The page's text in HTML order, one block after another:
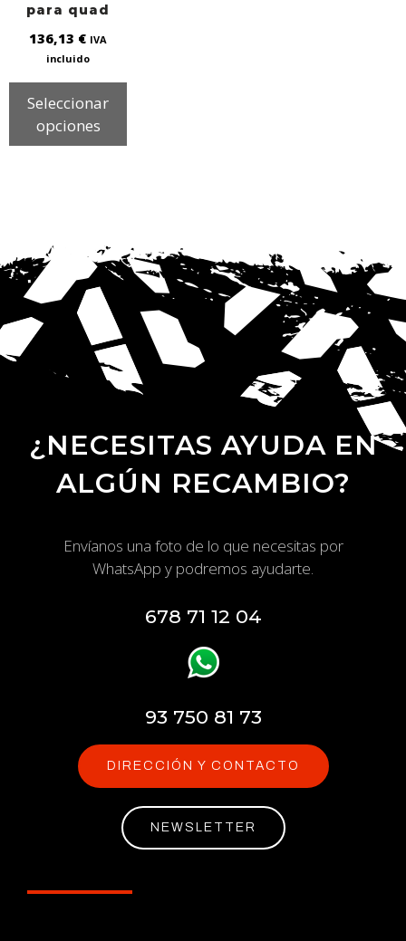
para quad
136,13 € IVA
incluido
Seleccionar
opciones
¿NECESITAS AYUDA EN
ALGÚN RECAMBIO?
Envíanos una foto de lo que necesitas por
WhatsApp y podremos ayudarte.
678 71 12 04
93 750 81 73
DIRECCIÓN Y CONTACTO
NEWSLETTER